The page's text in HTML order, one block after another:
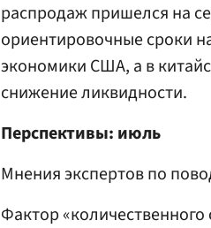
распродаж пришелся на
ориентировочные сроки
экономики США, а в
снижение ликвидности.
Перспективы: июль
Мнения экспертов по
Фактор